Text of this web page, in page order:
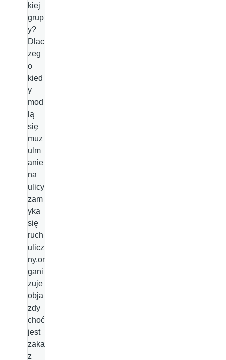
kiej
grup
y?
Dlac
zeg
o
kied
y
mod
lą
się
muz
ulm
anie
na
ulicy
zam
yka
się
ruch
ulicz
ny,or
gani
zuje
obja
zdy
choć
jest
zaka
z